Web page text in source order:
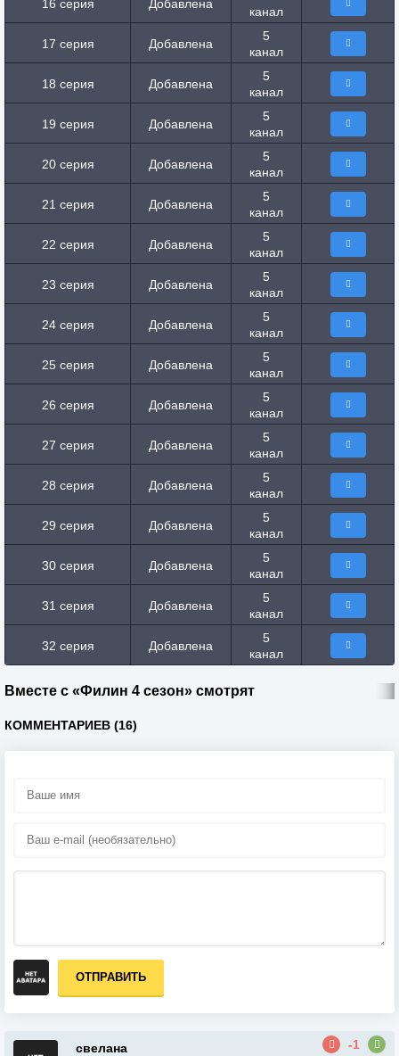
16 серия Добавлена
канал
17 серия Добавлена
5
канал
18 серия Добавлена
5
канал
19 серия Добавлена
5
канал
20 серия Добавлена
5
канал
21 серия Добавлена
5
канал
22 серия Добавлена
5
канал
23 серия Добавлена
5
канал
24 серия Добавлена
5
канал
25 серия Добавлена
5
канал
26 серия Добавлена
5
канал
27 серия Добавлена
5
канал
28 серия Добавлена
5
канал
29 серия Добавлена
5
канал
30 серия Добавлена
5
канал
31 серия Добавлена
5
канал
32 серия Добавлена
5
канал
Вместе с «Филин 4 сезон» смотрят
КОММЕНТАРИЕВ (16)
ОТПРАВИТЬ
свелана
-1